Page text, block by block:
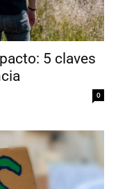
5 claves
0